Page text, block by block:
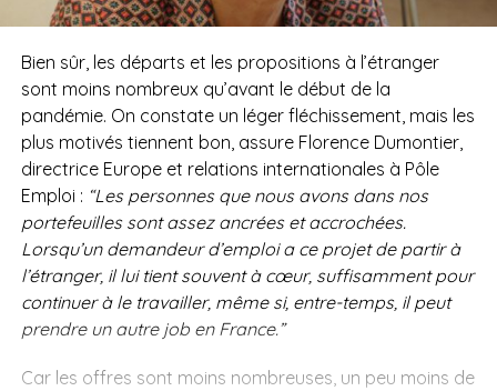
Bien sûr, les départs et les propositions à l’étranger
sont moins nombreux qu’avant le début de la
pandémie. On constate un léger fléchissement, mais les
plus motivés tiennent bon, assure Florence Dumontier,
directrice Europe et relations internationales à Pôle
Emploi : “Les personnes que nous avons dans nos
portefeuilles sont assez ancrées et accrochées.
Lorsqu’un demandeur d’emploi a ce projet de partir à
l’étranger, il lui tient souvent à cœur, suffisamment pour
continuer à le travailler, même si, entre-temps, il peut
prendre un autre job en France.”
Car les offres sont moins nombreuses, un peu moins de